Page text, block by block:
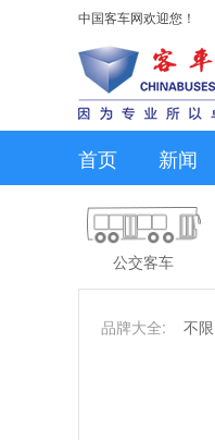
中国客车网欢迎您！
首页 新闻
公交客车
品牌大全: 不限